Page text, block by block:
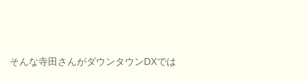
そんな寺田さんがダウンタウンDXでは